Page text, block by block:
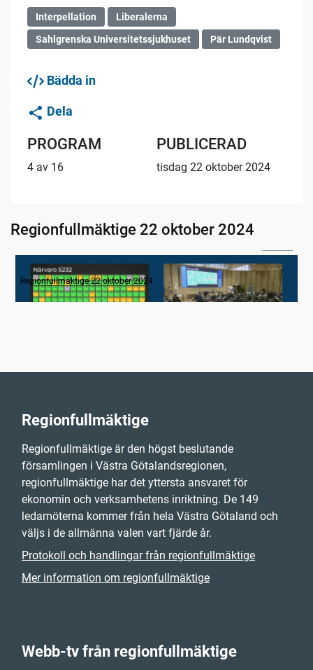
Interpellation
Liberalerna
Sahlgrenska Universitetssjukhuset
Pär Lundqvist
Bädda in
Dela
PROGRAM
4 av 16
PUBLICERAD
tisdag 22 oktober 2024
Regionfullmäktige 22 oktober 2024
1. Inledning
Regionfullmäktige 22 oktober 2024
Regionfullmäktige
Regionfullmäktige är den högst beslutande
församlingen i Västra Götalandsregionen,
regionfullmäktige har det yttersta ansvaret för
ekonomin och verksamhetens inriktning. De 149
ledamöterna kommer från hela Västra Götaland och
väljs i de allmänna valen vart fjärde år.
Protokoll och handlingar från regionfullmäktige
Mer information om regionfullmäktige
Webb-tv från regionfullmäktige